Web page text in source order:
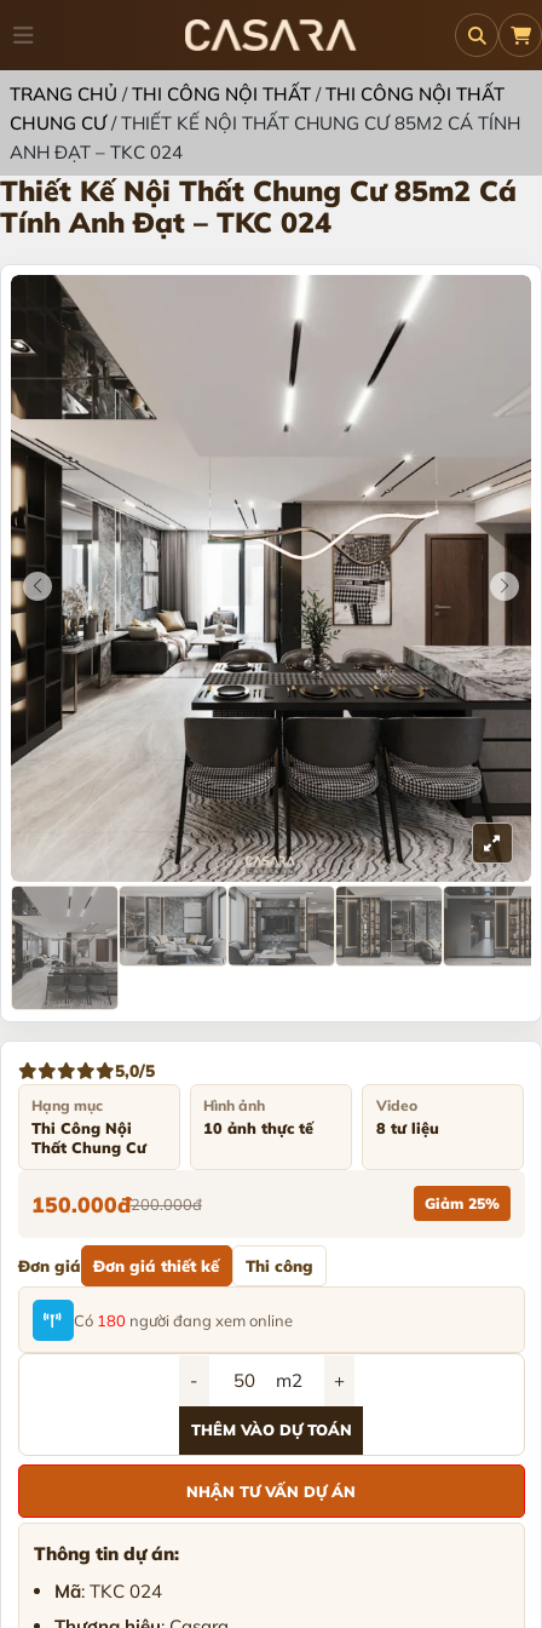
TRANG CHỦ /THI CÔNG NỘI THẤT/THI CÔNG NỘI THẤT
CHUNG CƯ/THIẾT KẾ NỘI THẤT CHUNG CƯ 85M2 CÁ TÍNH
ANH ĐẠT – TKC 024
Thiết Kế Nội Thất Chung Cư 85m2 Cá
Tính Anh Đạt – TKC 024
5,0/5
Hạng mục
Thi Công Nội
Thất Chung Cư
Hình ảnh
10 ảnh thực tế
Video
8 tư liệu
150.000đ200.000đ Giảm 25%
Đơn giá Đơn giá thiết kế Thi công
Có 180 người đang xem online
- m2 +
THÊM VÀO DỰ TOÁN
NHẬN TƯ VẤN DỰ ÁN
Thông tin dự án:
Mã: TKC 024